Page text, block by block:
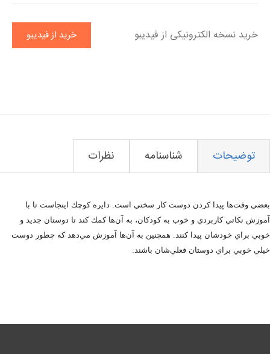
خرید نسخه الکترونیکی از فیدیبو خرید از فیدیبو
توضیحات شناسنامه نظرات
بعضي وقت‌ها پيدا كردن دوست كار سختي است. دايره كوچك اينجاست تا با
آموزش نكاتي كاربردي و خوب به كودكان، به آن‌ها كمك كند تا دوستان جديد و
خوبي براي خودشان پيدا كنند. همچنين به آن‌ها آموزش مي‌دهد كه چطور دوست
خيلي خوبي براي دوستان فعلي‌شان باشند.